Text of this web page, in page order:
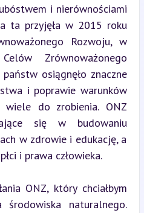
i nierównościami
ta przyjęła w 2015 roku
Rozwoju, w
Zrównoważonego
osiągnęło znaczne
i poprawie warunków
wiele do zrobienia. ONZ
się w budowaniu
w zdrowie i edukację, a
i prawa człowieka.
ONZ, który chciałbym
środowiska naturalnego.